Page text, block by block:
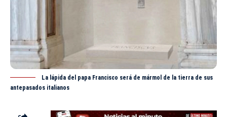
La lápida del papa Francisco será de mármol de la tierra de sus
antepasados italianos